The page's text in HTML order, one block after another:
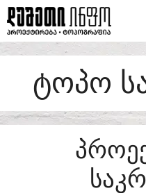
SKIP
TO
CONTENT
ᲢᲝᲞᲝ